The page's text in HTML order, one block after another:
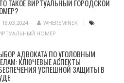
ТАКОЕ ВИРТУАЛЬНЫЙ ГОРОДСКОЙ
18.03.2024
WHEREMINSK
НОМЕР
АДВОКАТА ПО УГОЛОВНЫМ
КЛЮЧЕВЫЕ АСПЕКТЫ
УСПЕШНОЙ ЗАЩИТЫ В